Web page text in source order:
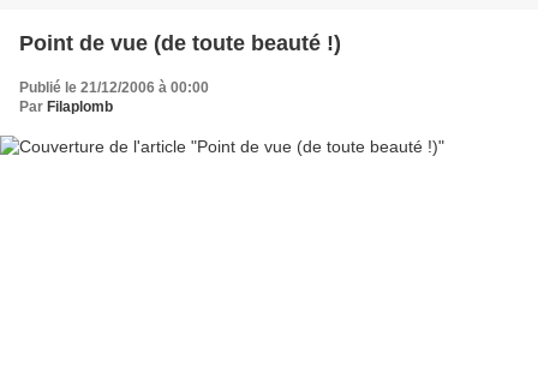
Point de vue (de toute beauté !)
Publié le 21/12/2006 à 00:00
Par Filaplomb